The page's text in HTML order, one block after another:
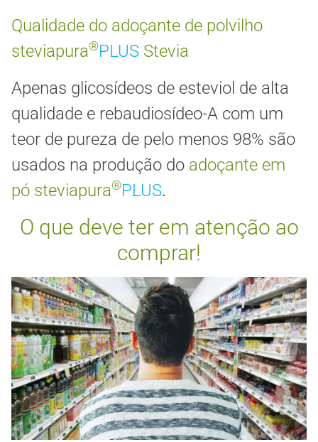
Qualidade do adoçante de polvilho
steviapura®PLUS Stevia
Apenas glicosídeos de esteviol de alta
qualidade e rebaudiosídeo-A com um
teor de pureza de pelo menos 98% são
usados na produção do adoçante em
pó steviapura®PLUS.
O que deve ter em atenção ao
comprar!